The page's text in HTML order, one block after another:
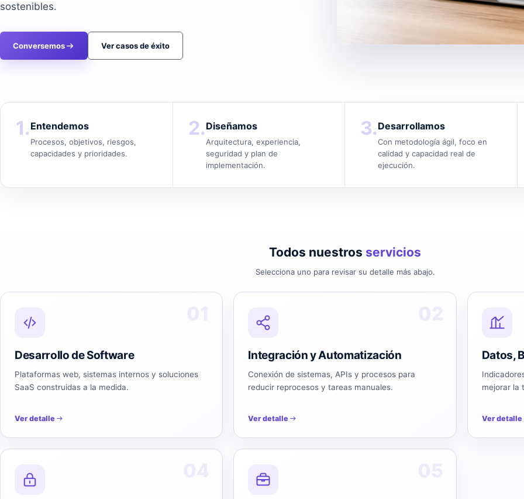
sostenibles.
Conversemos Ver casos de éxito
1. Entendemos
Procesos, objetivos, riesgos,
capacidades y prioridades.
2. Diseñamos
Arquitectura, experiencia,
seguridad y plan de
implementación.
3. Desarrollamos
Con metodología ágil, foco en
calidad y capacidad real de
ejecución.
Todos nuestros servicios
Selecciona uno para revisar su detalle más abajo.
Desarrollo de Software
Plataformas web, sistemas internos y soluciones
SaaS construidas a la medida.
Ver detalle
Integración y Automatización
Conexión de sistemas, APIs y procesos para
reducir reprocesos y tareas manuales.
Ver detalle
Datos,
mejorar la
Ver detalle